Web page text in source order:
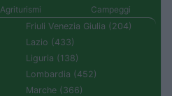
Agriturismi
Campeggi
Friuli Venezia Giulia (204)
Lazio (433)
Liguria (138)
Lombardia (452)
Marche (366)